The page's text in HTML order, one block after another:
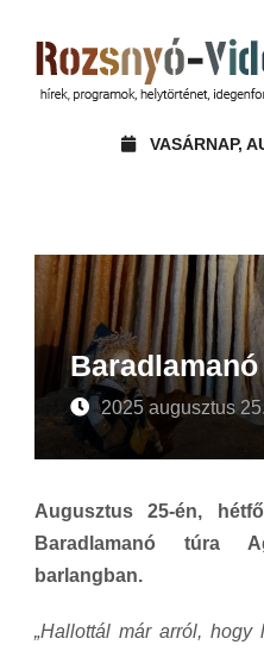
VASÁRNAP,
2025 augusztus
Augusztus 25-én,
Baradlamanó túra
barlangban.
„Hallottál már arról,